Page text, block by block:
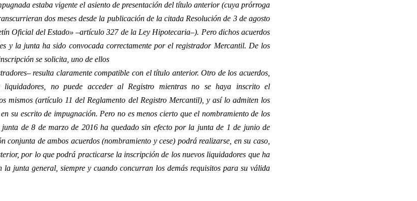
estaba vigente el asiento de presentación del título anterior (cuya prórroga
dos meses desde la publicación de la citada Resolución de 3 de agosto
Oficial del Estado» –artículo 327 de la Ley Hipotecaria–). Pero dichos acuerdos
y la junta ha sido convocada correctamente por el registrador Mercantil. De los
se solicita, uno de ellos
resulta claramente compatible con el título anterior. Otro de los acuerdos,
no puede acceder al Registro mientras no se haya inscrito el
mismos (artículo 11 del Reglamento del Registro Mercantil), y así lo admiten los
su escrito de impugnación. Pero no es menos cierto que el nombramiento de los
de 8 de marzo de 2016 ha quedado sin efecto por la junta de 1 de junio de
conjunta de ambos acuerdos (nombramiento y cese) podrá realizarse, en su caso,
por lo que podrá practicarse la inscripción de los nuevos liquidadores que ha
la junta general, siempre y cuando concurran los demás requisitos para su válida